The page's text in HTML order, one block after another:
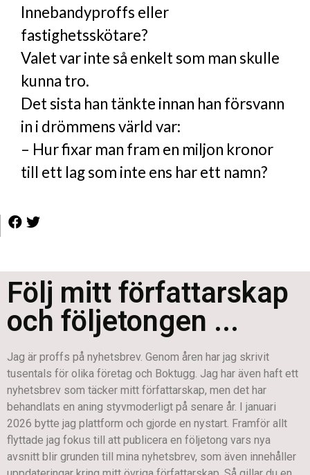
Innebandyproffs eller
fastighetsskötare?
Valet var inte så enkelt som man skulle
kunna tro.
Det sista han tänkte innan han försvann
in i drömmens värld var:
– Hur fixar man fram en miljon kronor
till ett lag som inte ens har ett namn?
Följ mitt författarskap
och följetongen ...
Jag är proffs på nyhetsbrev. Genom åren har jag skrivit
tusentals för olika företag och Boktugg. Jag har även haft ett
nyhetsbrev som täcker mitt författarskap, men det har
behandlats en aning styvmoderligt på senare år. I januari
2026 bytte jag plattform och gjorde en nystart. Framför allt
flyttade jag fokus till att publicera en följetong vars nya
avsnitt blir grunden till mina nyhetsbrev, som även innehåller